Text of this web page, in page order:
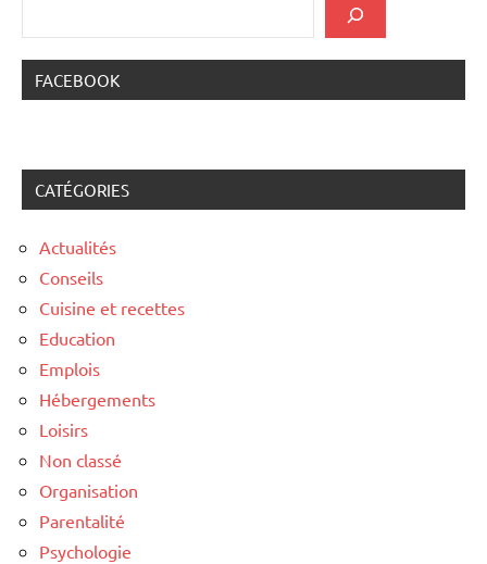
FACEBOOK
CATÉGORIES
Actualités
Conseils
Cuisine et recettes
Education
Emplois
Hébergements
Loisirs
Non classé
Organisation
Parentalité
Psychologie